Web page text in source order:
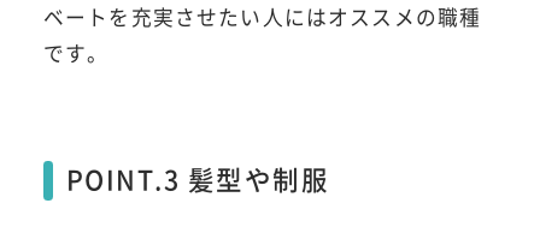
ベートを充実させたい人にはオススメの職種
です。
POINT.3 髪型や制服